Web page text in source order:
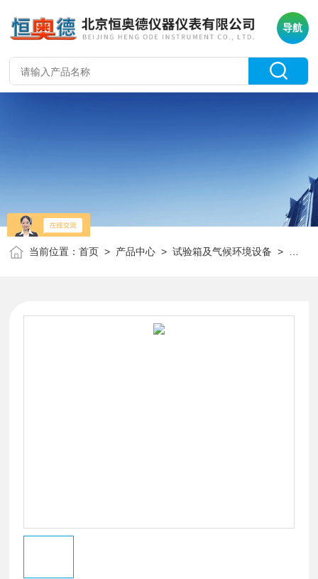
导航
当前位置：首页 > 产品中心 >试验箱及气候环境设备 >